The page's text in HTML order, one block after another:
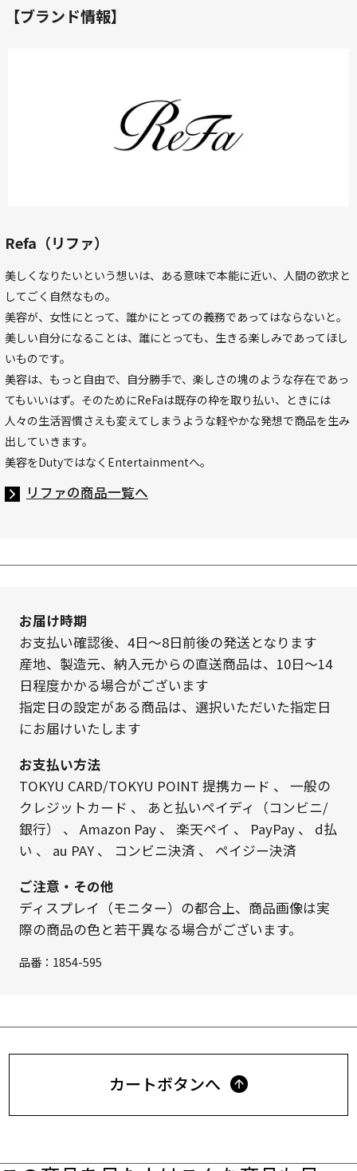
【ブランド情報】
Refa（リファ）
美しくなりたいという想いは、ある意味で本能に近い、人間の欲求と
してごく自然なもの。
美容が、女性にとって、誰かにとっての義務であってはならないと。
美しい自分になることは、誰にとっても、生きる楽しみであってほし
いものです。
美容は、もっと自由で、自分勝手で、楽しさの塊のような存在であっ
てもいいはず。そのためにReFaは既存の枠を取り払い、ときには
人々の生活習慣さえも変えてしまうような軽やかな発想で商品を生み
出していきます。
美容をDutyではなくEntertainmentへ。
リファの商品一覧へ
お届け時期
お支払い確認後、4日～8日前後の発送となります
産地、製造元、納入元からの直送商品は、10日～14
日程度かかる場合がございます
指定日の設定がある商品は、選択いただいた指定日
にお届けいたします
お支払い方法
TOKYU CARD/TOKYU POINT 提携カード 、 一般の
クレジットカード 、 あと払いペイディ（コンビニ/
銀行）
、 Amazon Pay、 楽天ペイ 、 PayPay、 d払
い 、 au PAY、 コンビニ決済 、 ペイジー決済
ご注意・その他
ディスプレイ（モニター）の都合上、商品画像は実
際の商品の色と若干異なる場合がございます。
品番： 1854-595
カートボタンへ